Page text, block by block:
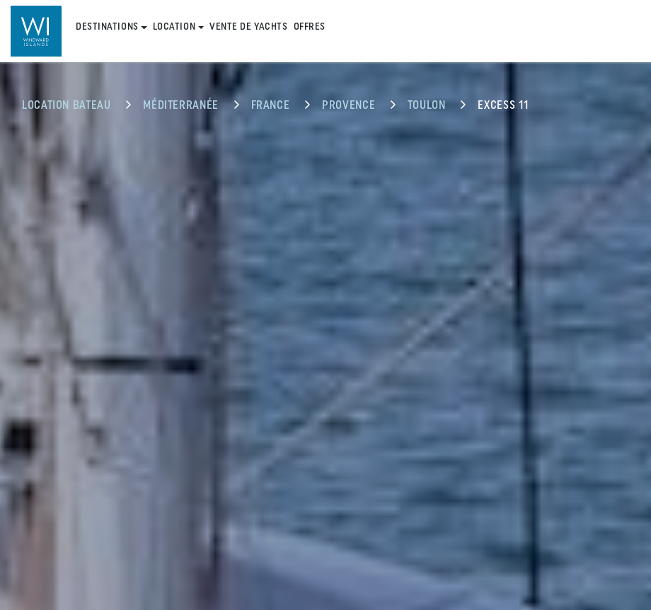
DESTINATIONS LOCATION VENTE DE YACHTS OFFRES
LOCATION BATEAU MÉDITERRANÉE FRANCE PROVENCE TOULON EXCESS 11